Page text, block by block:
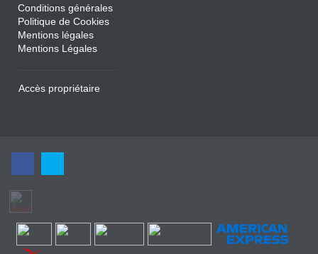
Conditions générales
Politique de Cookies
Mentions légales
Mentions Légales
Accès propriétaire